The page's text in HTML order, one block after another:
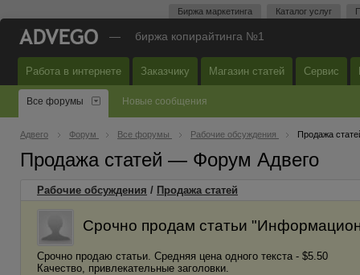
Биржа маркетинга Каталог услуг
— биржа копирайтинга №1
Работа в интернете Заказчику Магазин статей Сервис
Все форумы Новые сообщения
Адвего Форум Все форумы Рабочие обсуждения Продажа
Продажа статей — Форум Адвего
Рабочие обсуждения / Продажа статей
Срочно продам статьи
Срочно продаю статьи. Средняя цена одного текста - $5.50
Качество, привлекательные заголовки.